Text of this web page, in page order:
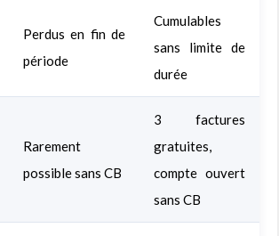
Perdus en fin de
période
Cumulables
sans limite de
durée
Rarement
possible sans CB
3 factures
gratuites,
compte ouvert
sans CB